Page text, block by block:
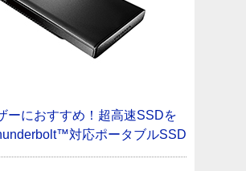
ーにおすすめ！超高速SSDを
対応ポータブルSSD